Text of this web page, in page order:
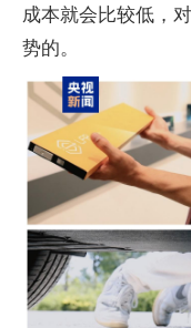
成本就会比较低，
势的。